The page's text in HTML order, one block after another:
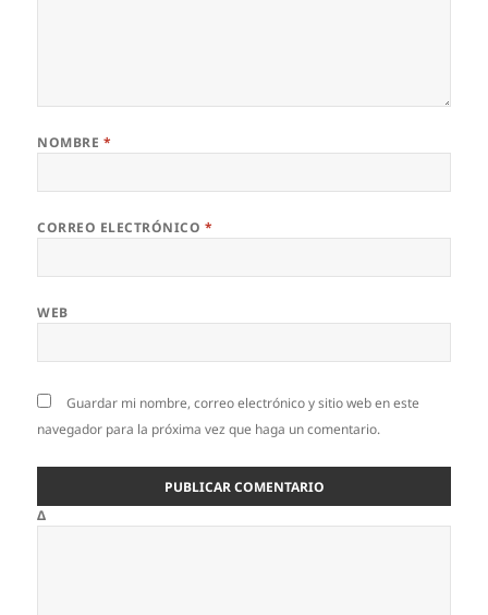
NOMBRE *
CORREO ELECTRÓNICO *
WEB
Guardar mi nombre, correo electrónico y sitio web en este
navegador para la próxima vez que haga un comentario.
Δ